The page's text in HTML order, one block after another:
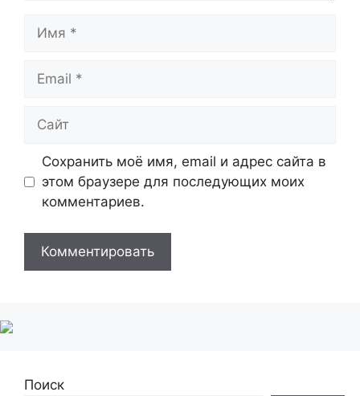
Имя
Email
Сайт
Сохранить моё имя, email и адрес сайта в
этом браузере для последующих моих
комментариев.
Поиск